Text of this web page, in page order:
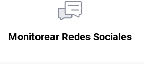
Monitorear Redes Sociales